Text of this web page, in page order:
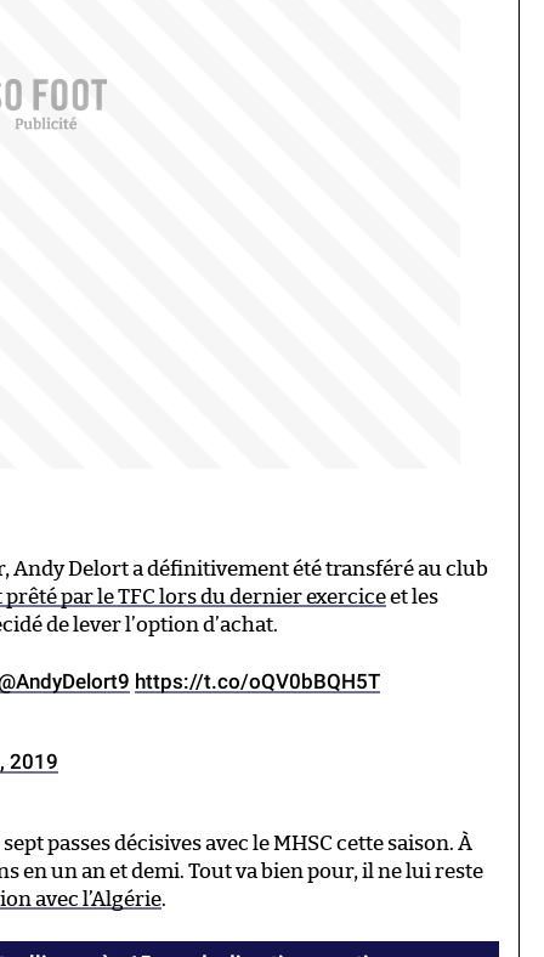
Andy Delort a définitivement été transféré au club
par le TFC lors du dernier exerciceet les
de lever l’option d’achat.
https://t.co/oQV0bBQH5T
2019
passes décisives avec le MHSC cette saison. À
en un an et demi. Tout va bien pour, il ne lui reste
avec l’Algérie.